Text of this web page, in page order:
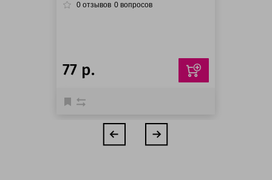
0 отзывов 0 вопросов
77 р.